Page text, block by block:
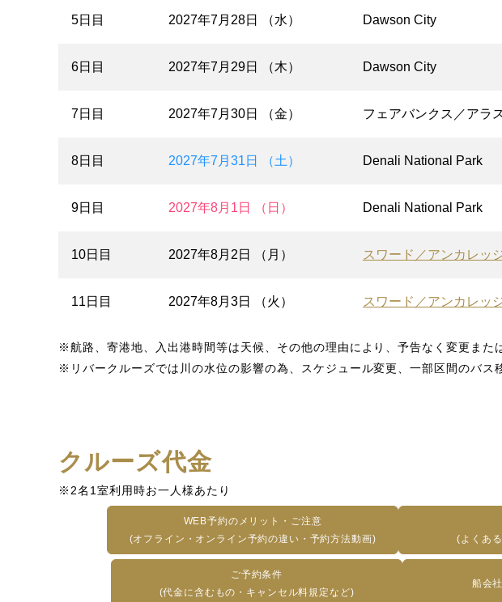
5日目 2027年7月28日 （水） Dawson City
6日目 2027年7月29日 （木） Dawson City
7日目 2027年7月30日 （金） フェアバンクス／アラ
8日目 2027年7月31日 （土） Denali National Park
9日目 2027年8月1日 （日） Denali National Park
10日目 2027年8月2日 （月） スワード／アンカレッ
11日目 2027年8月3日 （火） スワード／アンカレッ
※航路、寄港地、入出港時間等は天候、その他の理由により、予告なく変更また
※リバークルーズでは川の水位の影響の為、スケジュール変更、一部区間のバス
クルーズ代金
※2名1室利用時お一人様あたり
WEB予約のメリット・ご注意
(オフライン・オンライン予約の違い・予約方法動画)
(よくあ
ご予約条件
(代金に含むもの・キャンセル料規定など)
船会